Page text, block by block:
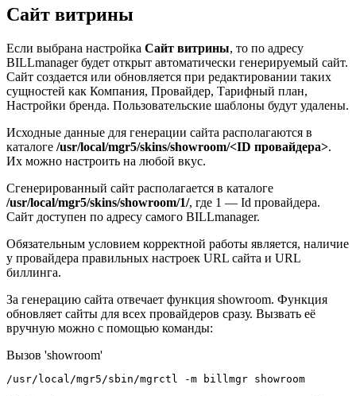
Сайт витрины
Если выбрана настройка Сайт витрины, то по адресу
BILLmanager будет открыт автоматически генерируемый сайт.
Сайт создается или обновляется при редактировании таких
сущностей как Компания, Провайдер, Тарифный план,
Настройки бренда. Пользовательские шаблоны будут удалены.
Исходные данные для генерации сайта располагаются в
каталоге /usr/local/mgr5/skins/showroom/<ID провайдера>.
Их можно настроить на любой вкус.
Сгенерированный сайт располагается в каталоге
/usr/local/mgr5/skins/showroom/1/, где 1 — Id провайдера.
Сайт доступен по адресу самого BILLmanager.
Обязательным условием корректной работы является, наличие
у провайдера правильных настроек URL сайтa и URL
биллинга.
За генерацию сайта отвечает функция showroom. Функция
обновляет сайты для всех провайдеров сразу. Вызвать её
вручную можно с помощью команды:
Вызов 'showroom'
/usr/local/mgr5/sbin/mgrctl -m billmgr showroom